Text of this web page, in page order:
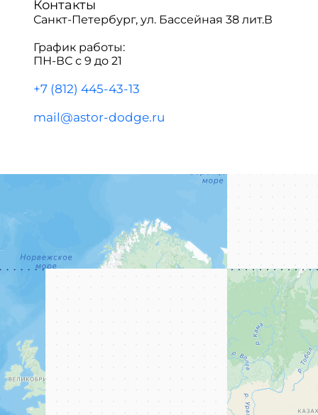
Контакты
Санкт-Петербург, ул. Бассейная 38 лит.В
График работы:
ПН-ВС с 9 до 21
+7 (812) 445-43-13
mail@astor-dodge.ru